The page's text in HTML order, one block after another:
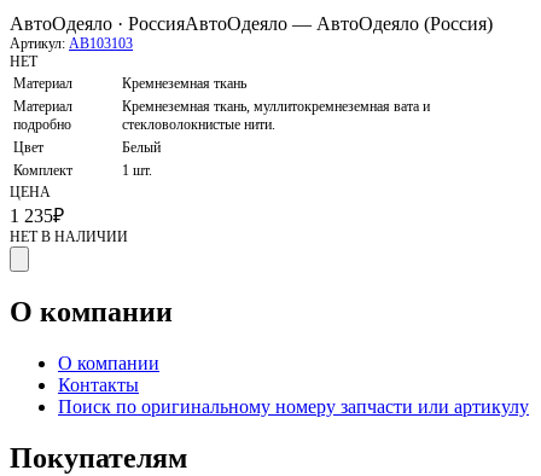
АвтоОдеяло · РоссияАвтоОдеяло — АвтоОдеяло (Россия)
Артикул: AB103103
НЕТ
Материал
Кремнеземная ткань
Материал
подробно
Кремнеземная ткань, муллитокремнеземная вата и
стекловолокнистые нити.
Цвет
Белый
Комплект
1 шт.
ЦЕНА
1 235₽
НЕТ В НАЛИЧИИ
О компании
О компании
Контакты
Поиск по оригинальному номеру запчасти или артикулу
Покупателям